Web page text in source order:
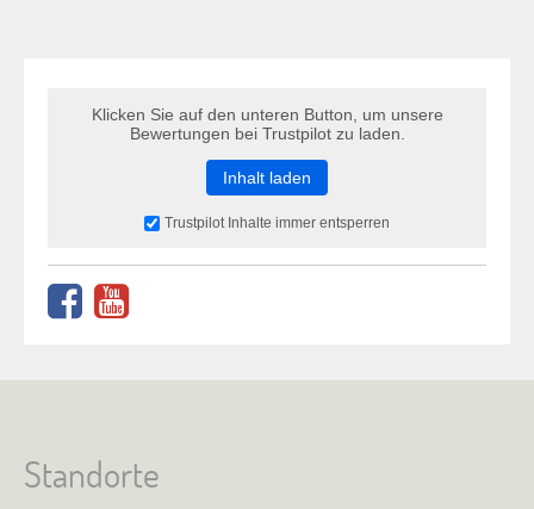
Klicken Sie auf den unteren Button, um unsere
Bewertungen bei Trustpilot zu laden.
Inhalt laden
Trustpilot Inhalte immer entsperren
Standorte